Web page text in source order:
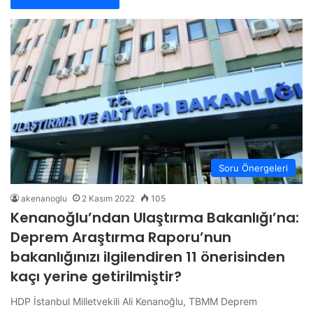
Soru Önergeleri
akenanoglu 2 Kasım 2022 105
Kenanoğlu’ndan Ulaştırma Bakanlığı’na:
Deprem Araştırma Raporu’nun
bakanlığınızı ilgilendiren 11 önerisinden
kaçı yerine getirilmiştir?
HDP İstanbul Milletvekili Ali Kenanoğlu, TBMM Deprem